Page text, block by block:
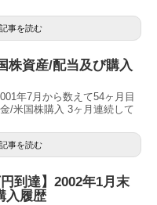
記事を読む
株資産/配当及び購入
年7月から数えて54ヶ月目
/米国株購入 3ヶ月連続して
記事を読む
円到達】2002年1月末
入履歴